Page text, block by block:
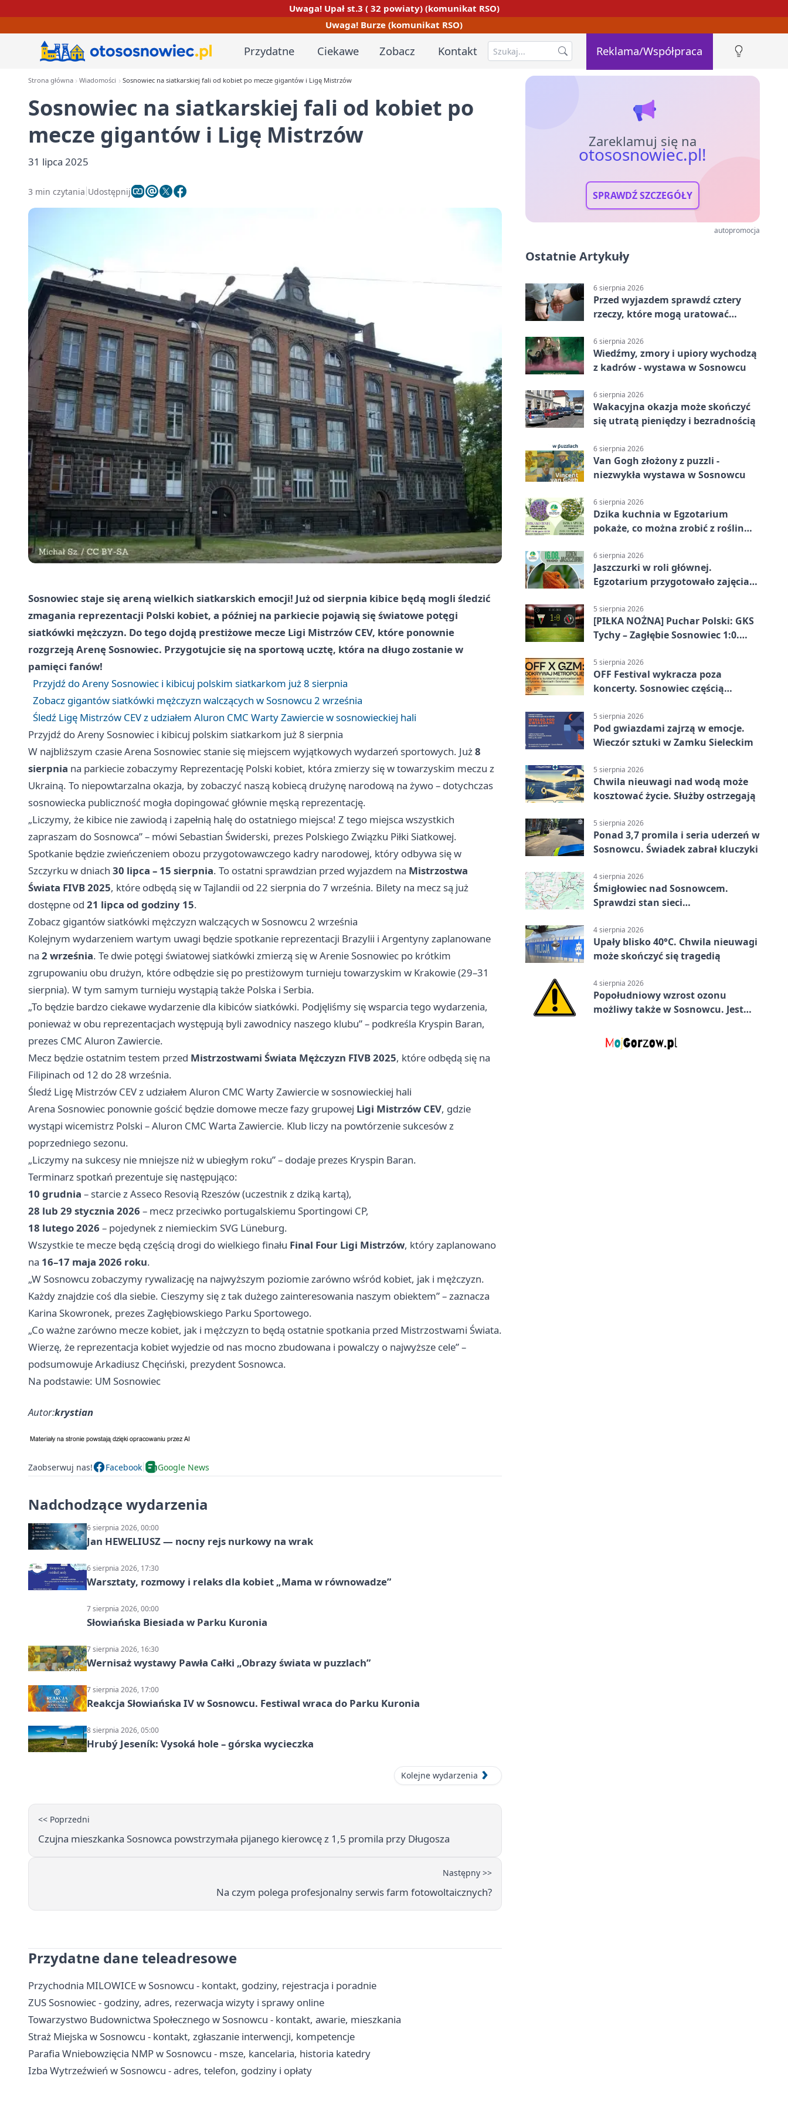
Uwaga! Upał st.3 ( 32 powiaty) (komunikat RSO)
Uwaga! Burze (komunikat RSO)
Przydatne Ciekawe Zobacz Kontakt Reklama/Współpraca
Strona główna Wiadomości Sosnowiec na siatkarskiej fali od kobiet po mecze gigantów i Ligę Mistrzów
Sosnowiec na siatkarskiej fali od kobiet po
mecze gigantów i Ligę Mistrzów
31 lipca 2025
3 min czytania Udostępnij
Sosnowiec staje się areną wielkich siatkarskich emocji! Już od sierpnia kibice będą mogli śledzić
zmagania reprezentacji Polski kobiet, a później na parkiecie pojawią się światowe potęgi
siatkówki mężczyzn. Do tego dojdą prestiżowe mecze Ligi Mistrzów CEV, które ponownie
rozgrzeją Arenę Sosnowiec. Przygotujcie się na sportową ucztę, która na długo zostanie w
pamięci fanów!
Przyjdź do Areny Sosnowiec i kibicuj polskim siatkarkom już 8 sierpnia
Zobacz gigantów siatkówki mężczyzn walczących w Sosnowcu 2 września
Śledź Ligę Mistrzów CEV z udziałem Aluron CMC Warty Zawiercie w sosnowieckiej hali
Przyjdź do Areny Sosnowiec i kibicuj polskim siatkarkom już 8 sierpnia
W najbliższym czasie Arena Sosnowiec stanie się miejscem wyjątkowych wydarzeń sportowych. Już8
sierpnia na parkiecie zobaczymy Reprezentację Polski kobiet, która zmierzy się w towarzyskim meczu z
Ukrainą. To niepowtarzalna okazja, by zobaczyć naszą kobiecą drużynę narodową na żywo – dotychczas
sosnowiecka publiczność mogła dopingować głównie męską reprezentację.
„Liczymy, że kibice nie zawiodą i zapełnią halę do ostatniego miejsca! Z tego miejsca wszystkich
zapraszam do Sosnowca” – mówi Sebastian Świderski, prezes Polskiego Związku Piłki Siatkowej.
Spotkanie będzie zwieńczeniem obozu przygotowawczego kadry narodowej, który odbywa się w
Szczyrku w dniach 30 lipca – 15 sierpnia. To ostatni sprawdzian przed wyjazdem na Mistrzostwa
Świata FIVB 2025, które odbędą się w Tajlandii od 22 sierpnia do 7 września. Bilety na mecz są już
dostępne od 21 lipca od godziny 15.
Zobacz gigantów siatkówki mężczyzn walczących w Sosnowcu 2 września
Kolejnym wydarzeniem wartym uwagi będzie spotkanie reprezentacji Brazylii i Argentyny zaplanowane
na 2 września. Te dwie potęgi światowej siatkówki zmierzą się w Arenie Sosnowiec po krótkim
zgrupowaniu obu drużyn, które odbędzie się po prestiżowym turnieju towarzyskim w Krakowie (29–31
sierpnia). W tym samym turnieju wystąpią także Polska i Serbia.
„To będzie bardzo ciekawe wydarzenie dla kibiców siatkówki. Podjęliśmy się wsparcia tego wydarzenia,
ponieważ w obu reprezentacjach występują byli zawodnicy naszego klubu” – podkreśla Kryspin Baran,
prezes CMC Aluron Zawiercie.
Mecz będzie ostatnim testem przed Mistrzostwami Świata Mężczyzn FIVB 2025, które odbędą się na
Filipinach od 12 do 28 września.
Śledź Ligę Mistrzów CEV z udziałem Aluron CMC Warty Zawiercie w sosnowieckiej hali
Arena Sosnowiec ponownie gościć będzie domowe mecze fazy grupowej Ligi Mistrzów CEV, gdzie
wystąpi wicemistrz Polski – Aluron CMC Warta Zawiercie. Klub liczy na powtórzenie sukcesów z
poprzedniego sezonu.
„Liczymy na sukcesy nie mniejsze niż w ubiegłym roku” – dodaje prezes Kryspin Baran.
Terminarz spotkań prezentuje się następująco:
10 grudnia – starcie z Asseco Resovią Rzeszów (uczestnik z dziką kartą),
28 lub 29 stycznia 2026 – mecz przeciwko portugalskiemu Sportingowi CP,
18 lutego 2026 – pojedynek z niemieckim SVG Lüneburg.
Wszystkie te mecze będą częścią drogi do wielkiego finału Final Four Ligi Mistrzów, który zaplanowano
na 16–17 maja 2026 roku.
„W Sosnowcu zobaczymy rywalizację na najwyższym poziomie zarówno wśród kobiet, jak i mężczyzn.
Każdy znajdzie coś dla siebie. Cieszymy się z tak dużego zainteresowania naszym obiektem” – zaznacza
Karina Skowronek, prezes Zagłębiowskiego Parku Sportowego.
„Co ważne zarówno mecze kobiet, jak i mężczyzn to będą ostatnie spotkania przed Mistrzostwami Świata.
Wierzę, że reprezentacja kobiet wyjedzie od nas mocno zbudowana i powalczy o najwyższe cele” –
podsumowuje Arkadiusz Chęciński, prezydent Sosnowca.
Na podstawie: UM Sosnowiec
Autor:krystian
Zaobserwuj nas! Facebook Google News
Nadchodzące wydarzenia
6 sierpnia 2026, 00:00
Jan HEWELIUSZ — nocny rejs nurkowy na wrak
6 sierpnia 2026, 17:30
Warsztaty, rozmowy i relaks dla kobiet „Mama w równowadze”
7 sierpnia 2026, 00:00
Słowiańska Biesiada w Parku Kuronia
7 sierpnia 2026, 16:30
Wernisaż wystawy Pawła Całki „Obrazy świata w puzzlach”
7 sierpnia 2026, 17:00
Reakcja Słowiańska IV w Sosnowcu. Festiwal wraca do Parku Kuronia
8 sierpnia 2026, 05:00
Hrubý Jeseník: Vysoká hole – górska wycieczka
Kolejne wydarzenia
<< Poprzedni
Czujna mieszkanka Sosnowca powstrzymała pijanego kierowcę z 1,5 promila przy Długosza
Następny >>
Na czym polega profesjonalny serwis farm fotowoltaicznych?
Przydatne dane teleadresowe
Przychodnia MILOWICE w Sosnowcu - kontakt, godziny, rejestracja i poradnie
ZUS Sosnowiec - godziny, adres, rezerwacja wizyty i sprawy online
Towarzystwo Budownictwa Społecznego w Sosnowcu - kontakt, awarie, mieszkania
Straż Miejska w Sosnowcu - kontakt, zgłaszanie interwencji, kompetencje
Parafia Wniebowzięcia NMP w Sosnowcu - msze, kancelaria, historia katedry
Izba Wytrzeźwień w Sosnowcu - adres, telefon, godziny i opłaty
Zareklamuj się na
otososnowiec.pl!
SPRAWDŹ SZCZEGÓŁY
autopromocja
Ostatnie Artykuły
6 sierpnia 2026
Przed wyjazdem sprawdź cztery
rzeczy, które mogą uratować
6 sierpnia 2026
Wiedźmy, zmory i upiory wychodzą
z kadrów - wystawa w Sosnowcu
6 sierpnia 2026
Wakacyjna okazja może skończyć
się utratą pieniędzy i bezradnością
6 sierpnia 2026
Van Gogh złożony z puzzli -
niezwykła wystawa w Sosnowcu
6 sierpnia 2026
Dzika kuchnia w Egzotarium
pokaże, co można zrobić z roślin
6 sierpnia 2026
Jaszczurki w roli głównej.
Egzotarium przygotowało zajęcia
5 sierpnia 2026
[PIŁKA NOŻNA] Puchar Polski: GKS
Tychy – Zagłębie Sosnowiec 1:0.
przed przerwą
5 sierpnia 2026
OFF Festival wykracza poza
koncerty. Sosnowiec częścią
5 sierpnia 2026
Pod gwiazdami zajrzą w emocje.
Wieczór sztuki w Zamku Sieleckim
5 sierpnia 2026
Chwila nieuwagi nad wodą może
kosztować życie. Służby ostrzegają
5 sierpnia 2026
Ponad 3,7 promila i seria uderzeń w
Sosnowcu. Świadek zabrał kluczyki
4 sierpnia 2026
Śmigłowiec nad Sosnowcem.
Sprawdzi stan sieci
4 sierpnia 2026
Upały blisko 40°C. Chwila nieuwagi
może skończyć się tragedią
4 sierpnia 2026
Popołudniowy wzrost ozonu
możliwy także w Sosnowcu. Jest